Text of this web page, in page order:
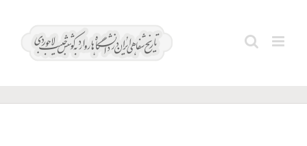
مبارزه